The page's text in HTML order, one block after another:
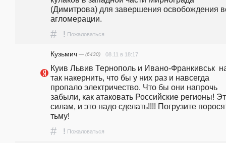
(Димитрова) для завершения освобождения
агломерации.
# ! Пожаловаться
Кузьмич — (6430) 08.11 в 18:17
Куив Львив Тернополь и Ивано-Франкивськ
так накернить, что бы у них раз и навсегда
пропало электричество. Что бы они напрочь
забыли, как атаковать Российские регионы!
силам, и это надо сделать!!!! Погрузите
тьму!
# ! Пожаловаться